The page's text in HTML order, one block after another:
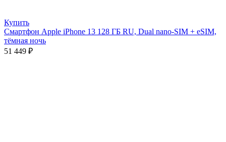
Купить
Смартфон Apple iPhone 13 128 ГБ RU, Dual nano-SIM + eSIM,
тёмная ночь
51 449 ₽